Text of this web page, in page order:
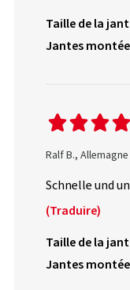
Taille de la
Jantes
Ralf B., Allemagne
Schnelle und
(Traduire)
Taille de la
Jantes